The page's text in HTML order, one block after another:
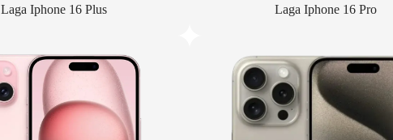
Laga Iphone 16 Plus Laga Iphone 16 Pro